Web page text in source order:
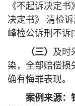
《不起诉决定
决定书》 清检诉
峰检公诉刑不诉
（三） 及时
染，全部赔偿损
确有悔罪表现。
案例来源：